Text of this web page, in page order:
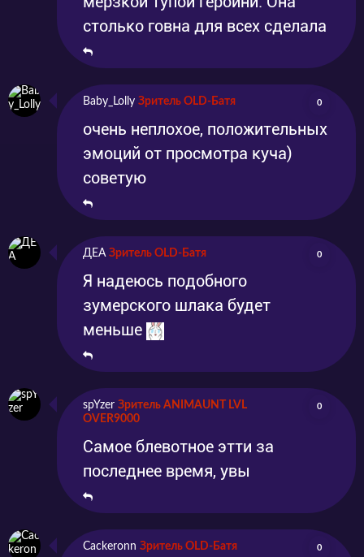
столько говна для всех сделала
Baby_Lolly Зритель OLD-Батя 0
очень неплохое, положительных
эмоций от просмотра куча)
советую
ДЕА Зритель OLD-Батя 0
Я надеюсь подобного
зумерского шлака будет
меньше
spYzer Зритель ANIMAUNT LVL
OVER9000
0
Самое блевотное этти за
последнее время, увы
Cackeronn Зритель OLD-Батя 0